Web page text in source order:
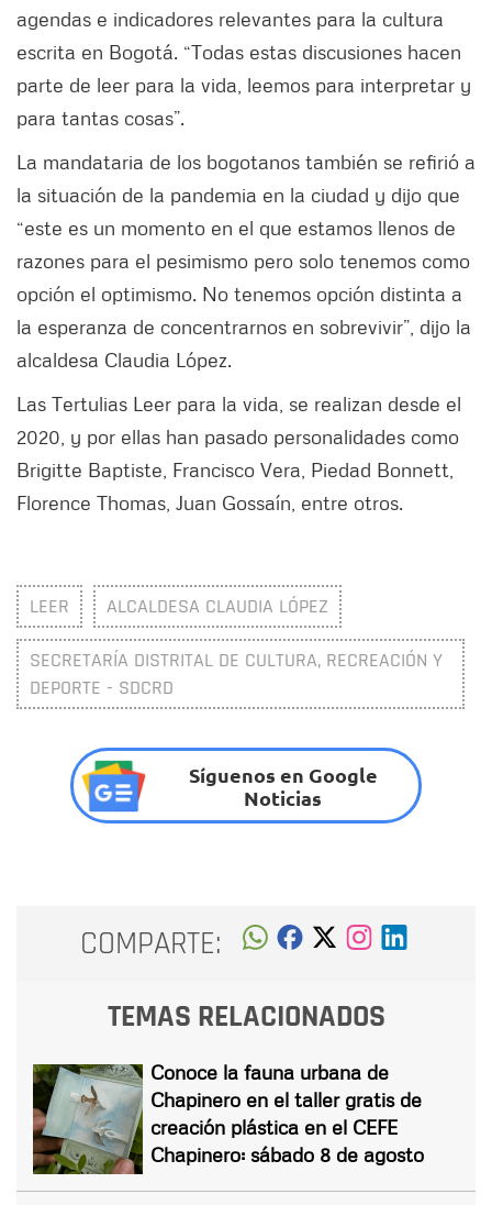
agendas e indicadores relevantes para la cultura
escrita en Bogotá. “Todas estas discusiones hacen
parte de leer para la vida, leemos para interpretar y
para tantas cosas”.
La mandataria de los bogotanos también se refirió a
la situación de la pandemia en la ciudad y dijo que
“este es un momento en el que estamos llenos de
razones para el pesimismo pero solo tenemos como
opción el optimismo. No tenemos opción distinta a
la esperanza de concentrarnos en sobrevivir”, dijo la
alcaldesa Claudia López.
Las Tertulias Leer para la vida, se realizan desde el
2020, y por ellas han pasado personalidades como
Brigitte Baptiste, Francisco Vera, Piedad Bonnett,
Florence Thomas, Juan Gossaín, entre otros.
LEER ALCALDESA CLAUDIA LÓPEZ
SECRETARÍA DISTRITAL DE CULTURA, RECREACIÓN Y
DEPORTE - SDCRD
Síguenos en Google
Noticias
COMPARTE:
TEMAS RELACIONADOS
Conoce la fauna urbana de
Chapinero en el taller gratis de
creación plástica en el CEFE
Chapinero: sábado 8 de agosto